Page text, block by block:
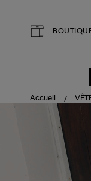
Accueil